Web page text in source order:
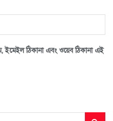
ইমেইল ঠিকানা এবং ওয়েব ঠিকানা এই